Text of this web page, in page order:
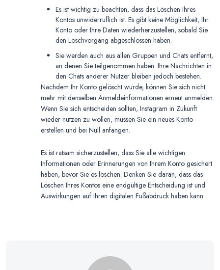
Es ist wichtig zu beachten, dass das Löschen Ihres
Kontos unwiderruflich ist. Es gibt keine Möglichkeit, Ihr
Konto oder Ihre Daten wiederherzustellen, sobald Sie
den Löschvorgang abgeschlossen haben.
Sie werden auch aus allen Gruppen und Chats entfernt,
an denen Sie teilgenommen haben. Ihre Nachrichten in
den Chats anderer Nutzer bleiben jedoch bestehen.
Nachdem Ihr Konto gelöscht wurde, können Sie sich nicht
mehr mit denselben Anmeldeinformationen erneut anmelden.
Wenn Sie sich entscheiden sollten, Instagram in Zukunft
wieder nutzen zu wollen, müssen Sie ein neues Konto
erstellen und bei Null anfangen.
Es ist ratsam sicherzustellen, dass Sie alle wichtigen
Informationen oder Erinnerungen von Ihrem Konto gesichert
haben, bevor Sie es löschen. Denken Sie daran, dass das
Löschen Ihres Kontos eine endgültige Entscheidung ist und
Auswirkungen auf Ihren digitalen Fußabdruck haben kann.